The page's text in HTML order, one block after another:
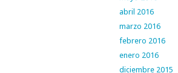
abril 2016
marzo 2016
febrero 2016
enero 2016
diciembre 2015